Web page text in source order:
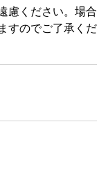
慮ください。場合
すのでご了承くだ